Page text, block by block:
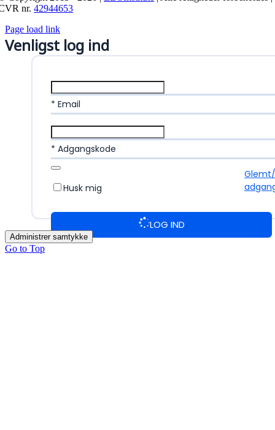
nr.42944653
Page load link
Venligst log ind
* Email
* Adgangskode
Husk mig
LOG IND
Administrer samtykke
Go to Top